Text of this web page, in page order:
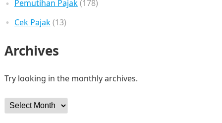
Pemutihan Pajak(178)
Cek Pajak(13)
Archives
Try looking in the monthly archives.
Archives